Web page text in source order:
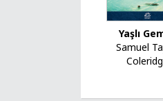
Yaşlı
Samuel